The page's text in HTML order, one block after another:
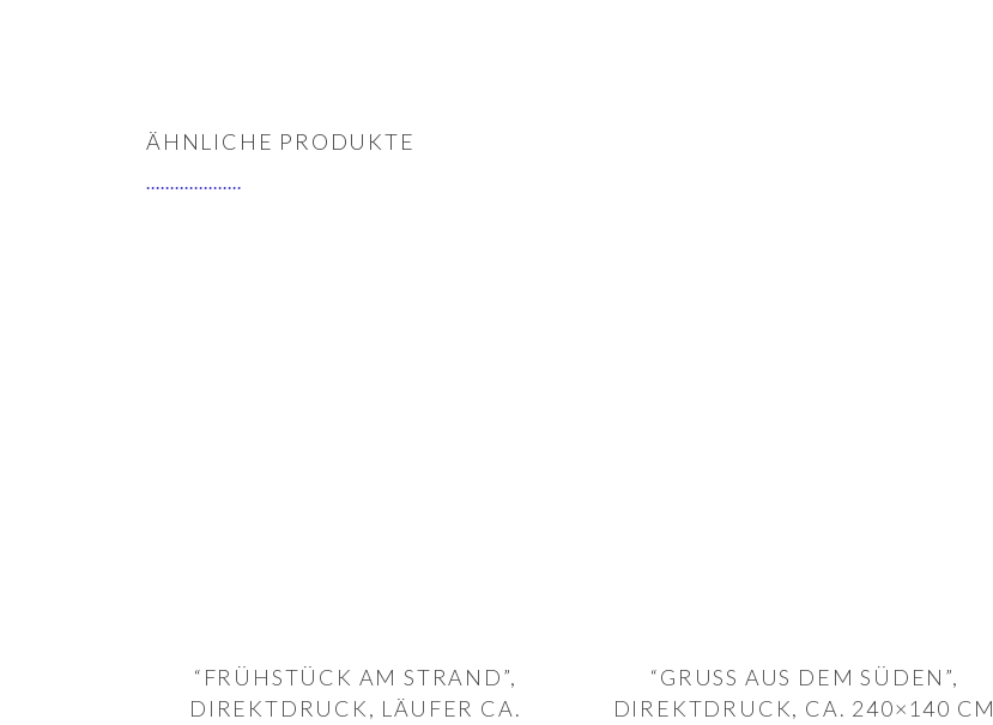
ÄHNLICHE PRODUKTE
“FRÜHSTÜCK AM STRAND”,
DIREKTDRUCK, LÄUFER CA.
“GRUSS AUS DEM SÜDEN”,
DIREKTDRUCK, CA. 240×140 CM